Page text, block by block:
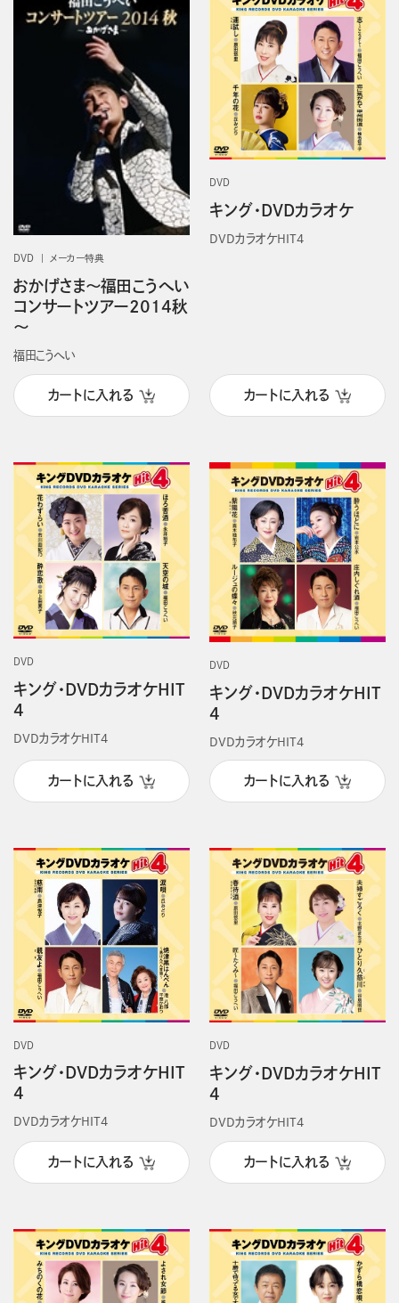
DVD メーカー特典
おかげさま～福田こうへい
コンサートツアー2014秋
～
福田こうへい
カートに入れる
DVD
キング・DVDカラオケ
DVDカラオケHIT4
カートに入れる
DVD
キング・DVDカラオケHIT
4
DVDカラオケHIT4
カートに入れる
DVD
キング・DVDカラオケHIT
4
DVDカラオケHIT4
カートに入れる
DVD
キング・DVDカラオケHIT
4
DVDカラオケHIT4
カートに入れる
DVD
キング・DVDカラオケHIT
4
DVDカラオケHIT4
カートに入れる